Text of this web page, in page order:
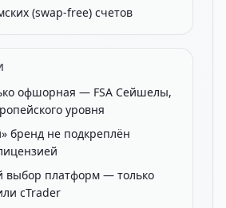
(swap-free) счетов
офшорная — FSA Сейшелы,
уровня
бренд не подкреплён
выбор платформ — только
cTrader